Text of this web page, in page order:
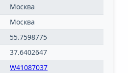
Москва
Москва
55.7598775
37.6402647
W41087037